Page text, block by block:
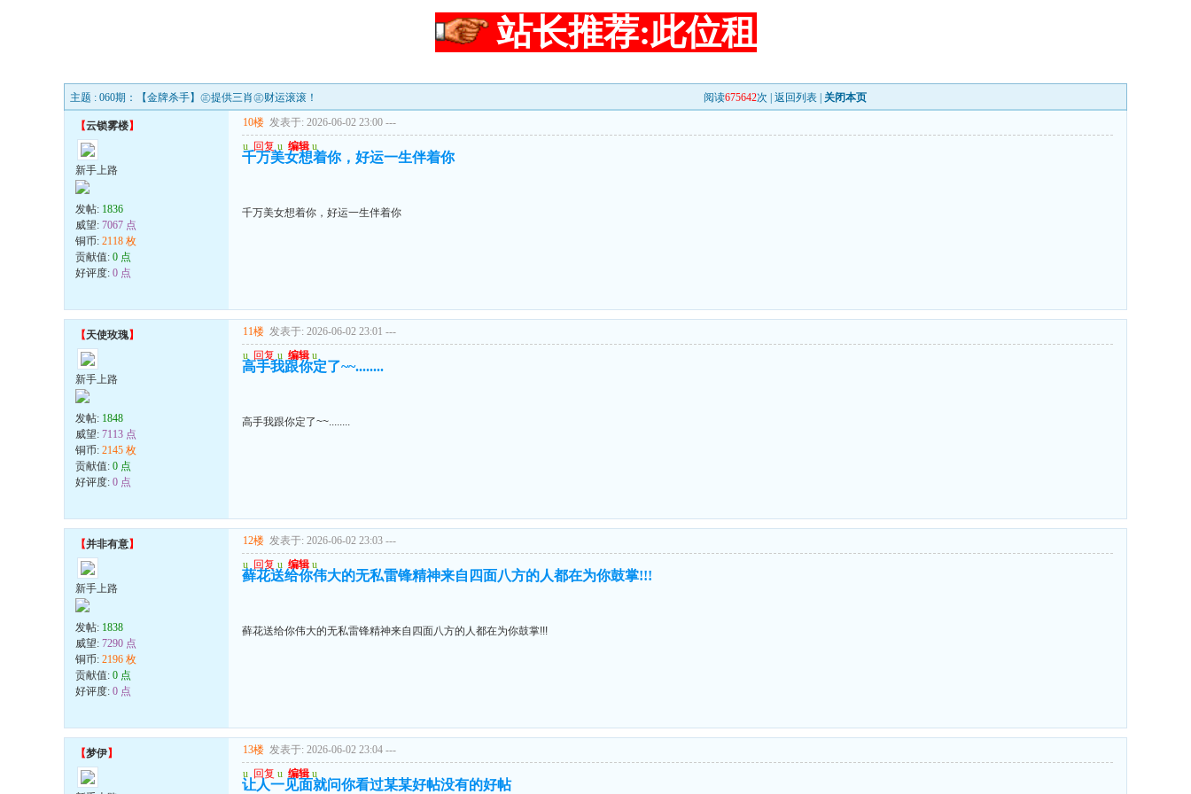
站长推荐:此位租
主题 : 060期：【金牌杀手】㊣提供三肖㊣财运滚滚！ 阅读675642次 | 返回列表 关闭本页
【云锁雾楼】
新手上路
发帖: 1836
威望: 7067 点
铜币: 2118 枚
贡献值: 0 点
好评度: 0 点
10楼 发表于: 2026-06-02 23:00 ---
u 回复 u 编辑 u
千万美女想着你，好运一生伴着你
千万美女想着你，好运一生伴着你
【天使玫瑰】
新手上路
发帖: 1848
威望: 7113 点
铜币: 2145 枚
贡献值: 0 点
好评度: 0 点
11楼 发表于: 2026-06-02 23:01 ---
u 回复 u 编辑 u
高手我跟你定了~~........
高手我跟你定了~~........
【并非有意】
新手上路
发帖: 1838
威望: 7290 点
铜币: 2196 枚
贡献值: 0 点
好评度: 0 点
12楼 发表于: 2026-06-02 23:03 ---
u 回复 u 编辑 u
藓花送给你伟大的无私雷锋精神来自四面八方的人都在为你鼓掌!!!
藓花送给你伟大的无私雷锋精神来自四面八方的人都在为你鼓掌!!!
【梦伊】 13楼 发表于: 2026-06-02 23:04 ---
u 回复 u 编辑 u
让人一见面就问你看过某某好帖没有的好帖